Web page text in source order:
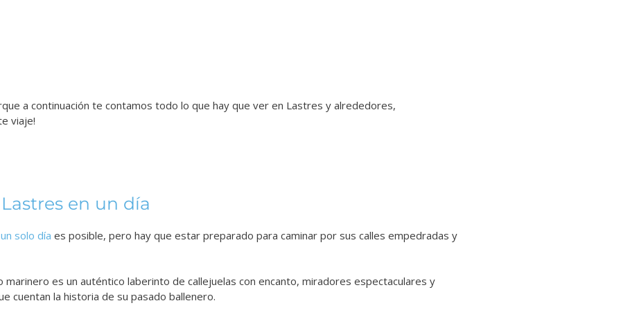
a continuación te contamos todo lo que hay que ver en Lastres y alrededores,
viaje!
en un día
solo día es posible, pero hay que estar preparado para caminar por sus calles empedradas y
marinero es un auténtico laberinto de callejuelas con encanto, miradores espectaculares y
cuentan la historia de su pasado ballenero.